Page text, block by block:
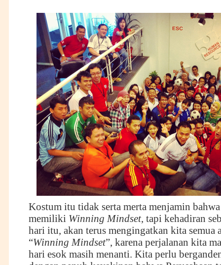
Kostum itu tidak serta merta menjamin
memiliki Winning Mindset, tapi kehadiran
hari itu, akan terus mengingatkan kita semua
“Winning Mindset”, karena perjalanan kita
hari esok masih menanti. Kita perlu